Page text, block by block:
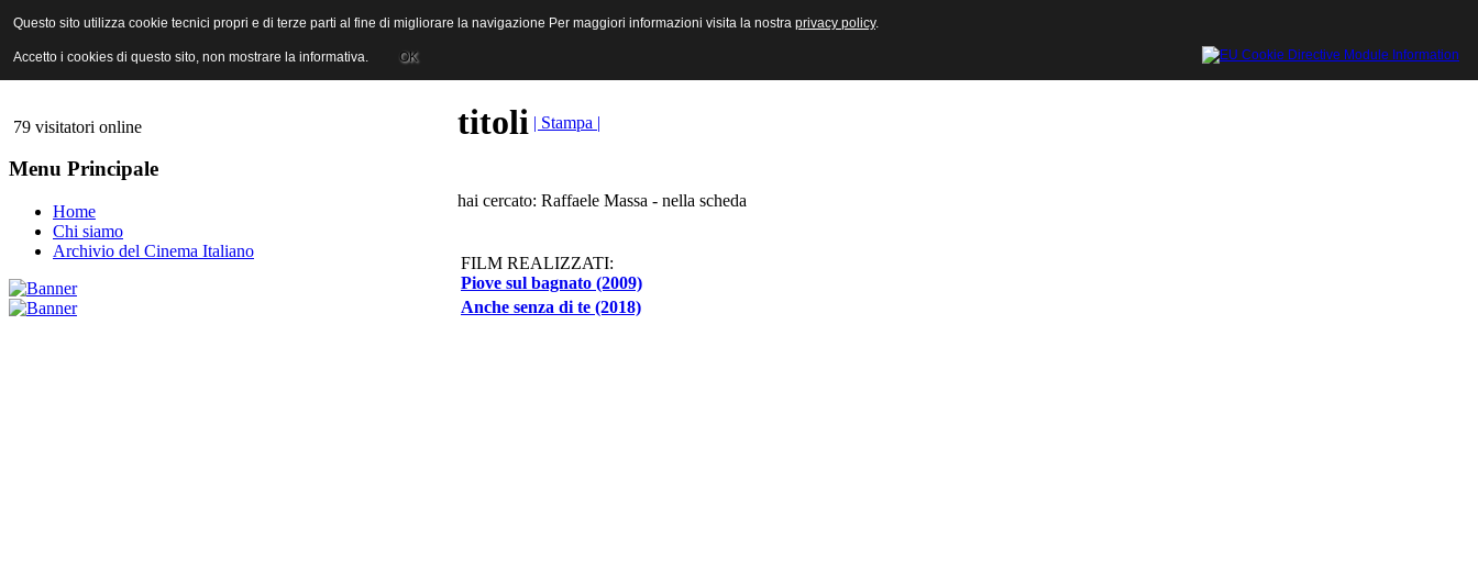
ANICA | Associazione Nazionale Industrie Cinematografiche Audiovisive e Multimediali
79 visitatori online
Menu Principale
Home
Chi siamo
Archivio del Cinema Italiano
titoli | Stampa |
hai cercato: Raffaele Massa - nella scheda
FILM REALIZZATI:
Piove sul bagnato (2009)
Anche senza di te (2018)
Questo sito utilizza cookie tecnici propri e di terze parti al fine di migliorare la navigazione Per maggiori informazioni visita la nostra privacy policy.
Accetto i cookies di questo sito, non mostrare la informativa. OK
Questo sito utilizza cookie tecnici propri e di terze parti al fine di migliorare la navigazione Per maggiori informazioni visita la nostra privacy policy.
Accetto i cookies di questo sito, non mostrare la informativa. OK